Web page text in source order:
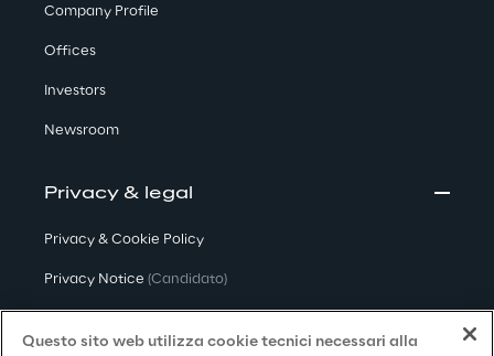
Company Profile
Offices
Investors
Newsroom
Privacy & legal
Privacy & Cookie Policy
Privacy Notice (Candidato)
Questo sito web utilizza cookie tecnici necessari alla